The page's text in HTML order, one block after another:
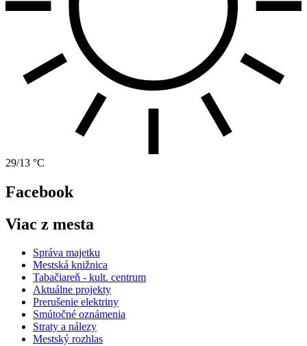
29/13 °C
Facebook
Viac z mesta
Správa majetku
Mestská knižnica
Tabačiareň - kult. centrum
Aktuálne projekty
Prerušenie elektriny
Smútočné oznámenia
Straty a nálezy
Mestský rozhlas